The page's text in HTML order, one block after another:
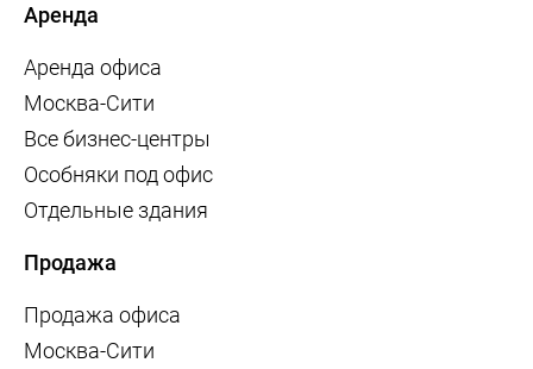
Аренда
Аренда офиса
Москва-Сити
Все бизнес-центры
Особняки под офис
Отдельные здания
Продажа
Продажа офиса
Москва-Сити